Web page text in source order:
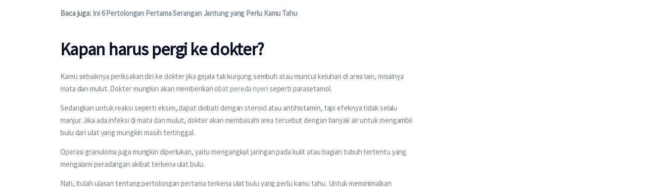
Baca juga: Ini 6 Pertolongan Pertama Serangan Jantung yang Perlu Kamu Tahu
Kapan harus pergi ke dokter?
Kamu sebaiknya periksakan diri ke dokter jika gejala tak kunjung sembuh atau muncul keluhan di area lain, misalnya
mata dan mulut. Dokter mungkin akan memberikan obat pereda nyeri seperti parasetamol.
Sedangkan untuk reaksi seperti eksim, dapat diobati dengan steroid atau antihistamin, tapi efeknya tidak selalu
manjur. Jika ada infeksi di mata dan mulut, dokter akan membasahi area tersebut dengan banyak air untuk mengambil
bulu dari ulat yang mungkin masih tertinggal.
Operasi granuloma juga mungkin diperlukan, yaitu mengangkat jaringan pada kulit atau bagian tubuh tertentu yang
mengalami peradangan akibat terkena ulat bulu.
Nah, itulah ulasan tentang pertolongan pertama terkena ulat bulu yang perlu kamu tahu. Untuk meminimalkan